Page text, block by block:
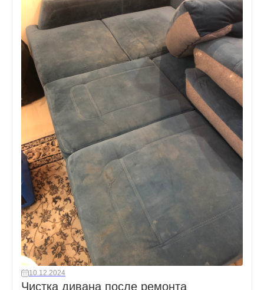
10.12.2024
Чистка дивана после ремонта